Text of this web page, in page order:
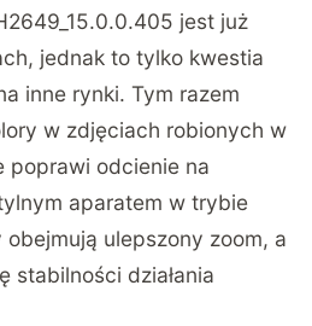
jest już
jednak to tylko kwestia
inne rynki. Tym razem
w zdjęciach robionych w
poprawi odcienie na
aparatem w trybie
obejmują ulepszony zoom, a
stabilności działania